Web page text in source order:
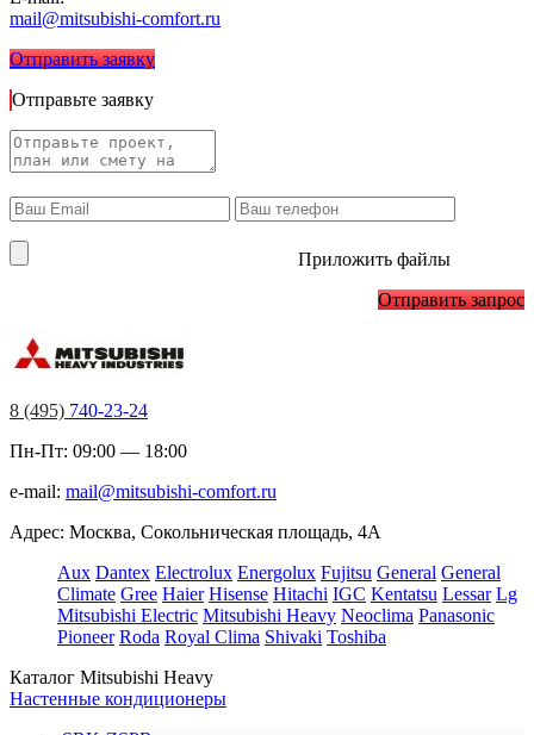
mail@mitsubishi-comfort.ru
Отправить заявку
Отправьте заявку
Приложить файлы
Отправить запрос
8 (495) 740-23-24
Пн-Пт: 09:00 — 18:00
e-mail: mail@mitsubishi-comfort.ru
Адрес: Москва, Сокольническая площадь, 4А
Aux Dantex Electrolux Energolux Fujitsu General General
Climate Gree Haier Hisense Hitachi IGC Kentatsu Lessar Lg
Mitsubishi Electric Mitsubishi Heavy Neoclima Panasonic
Pioneer Roda Royal Clima Shivaki Toshiba
Каталог Mitsubishi Heavy
Настенные кондиционеры